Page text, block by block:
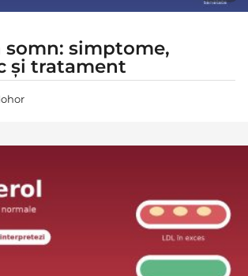
somn: simptome,
și tratament